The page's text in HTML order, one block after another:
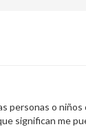
personas o
significan me